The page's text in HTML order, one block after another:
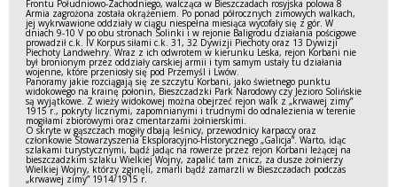
Frontu Południowo-Zachodniego, walcząca w Bieszczadach rosyjska polowa 8
Armia zagrożona została okrążeniem. Po ponad półrocznych zimowych walkach,
jej wykrwawione oddziały w ciągu niespełna miesiąca wycofały się z gór. W
dniach 9-10 V po obu stronach Solinki i w rejonie Baligrodu działania pościgowe
prowadził c.k. IV Korpus siłami c.k. 31, 32 Dywizji Piechoty oraz 13 Dywizji
Piechoty Landwehry. Wraz z ich odwrotem w kierunku Leska, rejon Korbani nie
był bronionym przez oddziały carskiej armii i tym samym ustały tu działania
wojenne, które przeniosły się pod Przemyśl i Lwów.
Panoramy jakie rozciągają się ze szczytu Korbani, jako świetnego punktu
widokowego na krainę połonin, Bieszczadzki Park Narodowy czy Jezioro Solińskie
są wyjątkowe. Z wieży widokowej można obejrzeć rejon walk z „krwawej zimy”
1915 r., pokryty licznymi, zapomnianymi i trudnymi do odnalezienia w terenie
mogiłami zbiorowymi oraz cmentarzami żołnierskimi.
O skryte w gąszczach mogiły dbają leśnicy, przewodnicy karpaccy oraz
członkowie Stowarzyszenia Eksploracyjno-Historycznego „Galicja”. Warto, idąc
szlakami turystycznymi, bądź jadąc na rowerze przez rejon Korbani leżącej na
bieszczadzkim szlaku Wielkiej Wojny, zapalić tam znicz, za dusze żołnierzy
Wielkiej Wojny, którzy zginęli, zmarli bądź zamarzli w Bieszczadach podczas
„krwawej zimy” 1914/1915 r.